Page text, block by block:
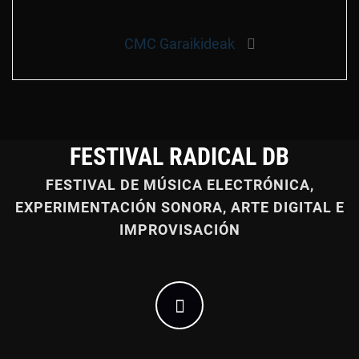
Entrada
CMC Garaikideak
FESTIVAL RADICAL DB
FESTIVAL DE MÚSICA ELECTRÓNICA,
EXPERIMENTACIÓN SONORA, ARTE DIGITAL E
IMPROVISACIÓN